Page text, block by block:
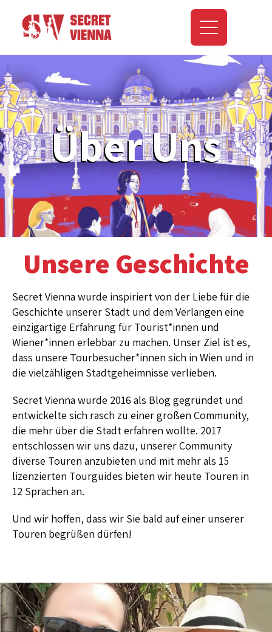
Über Uns
Unsere Geschichte
Secret Vienna wurde inspiriert von der Liebe für die
Geschichte unserer Stadt und dem Verlangen eine
einzigartige Erfahrung für Tourist*innen und
Wiener*innen erlebbar zu machen. Unser Ziel ist es,
dass unsere Tourbesucher*innen sich in Wien und in
die vielzähligen Stadtgeheimnisse verlieben.
Secret Vienna wurde 2016 als Blog gegründet und
entwickelte sich rasch zu einer großen Community,
die mehr über die Stadt erfahren wollte. 2017
entschlossen wir uns dazu, unserer Community
diverse Touren anzubieten und mit mehr als 15
lizenzierten Tourguides bieten wir heute Touren in
12 Sprachen an.
Und wir hoffen, dass wir Sie bald auf einer unserer
Touren begrüßen dürfen!